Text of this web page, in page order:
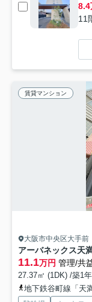
8.4
11
賃貸マンション
大阪市中央区大手前
アーバネックス
11.1万円 管理/共
27.37㎡ (1DK) /築1
地下鉄谷町線「天